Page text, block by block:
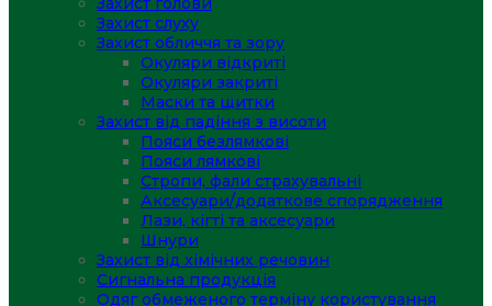
Захист слуху
Захист обличчя та зору
Окуляри відкриті
Окуляри закриті
Маски та щитки
Захист від падіння з висоти
Пояси безлямкові
Пояси лямкові
Стропи, фали страхувальні
Аксесуари/додаткове спорядження
Лази, кігті та аксесуари
Шнури
Захист від хімічних речовин
Сигнальна продукція
Одяг обмеженого терміну користування